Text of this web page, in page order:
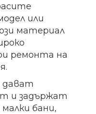
или
материал
ремонта на
дават
и задържат
бани,